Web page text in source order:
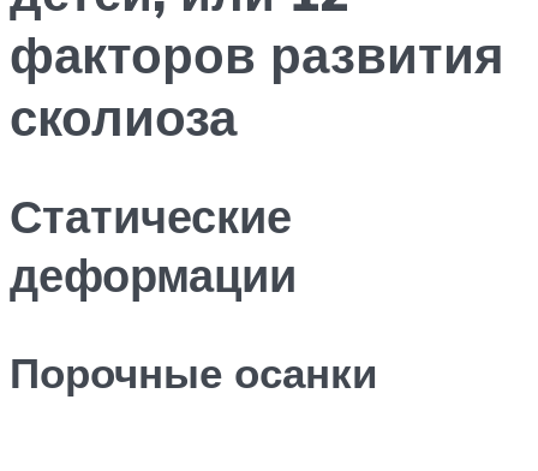
факторов развития
сколиоза
Статические
деформации
Порочные осанки